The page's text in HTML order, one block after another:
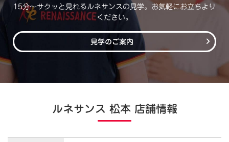
15分～サクッと見れるルネサンスの見学。お気軽にお立ちより
ください。
見学のご案内
ルネサンス 松本 店舗情報